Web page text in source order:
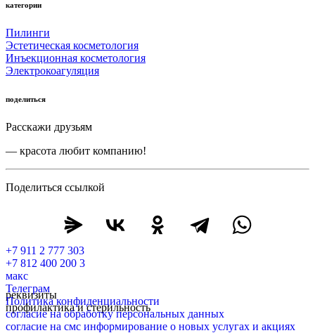
категории
Пилинги
Эстетическая косметология
Инъекционная косметология
Электрокоагуляция
поделиться
Расскажи друзьям
— красота любит компанию!
Поделиться ссылкой
+7 911 2 777 303
+7 812 400 200 3
макс
Телеграм
реквизиты
Политика конфиденциальности
профилактика и стерильность
согласие на обработку персональных данных
согласие на смс информирование о новых услугах и акциях